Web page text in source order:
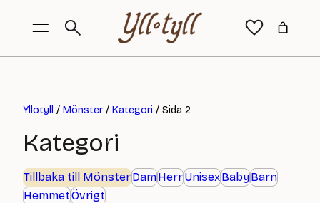
Yllotyll / Mönster/ Kategori / Sida 2
Kategori
Tillbaka till MönsterDamHerrUnisexBabyBarn
HemmetÖvrigt